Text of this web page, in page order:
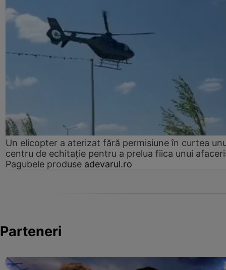
Un elicopter a aterizat fără permisiune în curtea
centru de echitație pentru a prelua fiica unui
Pagubele produse adevarul.ro
Parteneri